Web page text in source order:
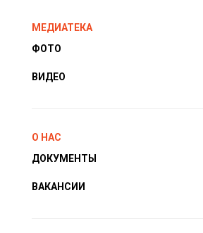
МЕДИАТЕКА
ФОТО
ВИДЕО
О НАС
ДОКУМЕНТЫ
ВАКАНСИИ